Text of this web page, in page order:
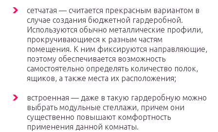
сетчатая — считается прекрасным вариантом в
случае создания бюджетной гардеробной.
Используются обычно металлические профили,
прокручивающиеся к разным частям
помещения. К ним фиксируются направляющие,
поэтому обеспечивается возможность
самостоятельно определять количество полок,
ящиков, а также места их расположения;
встроенная — даже в такую гардеробную можно
выбрать модульные стеллажи, причем они
существенно повышают комфортность
применения данной комнаты.